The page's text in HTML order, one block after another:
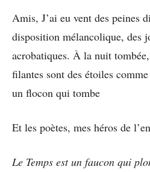
Amis, J’ai eu vent des peines
disposition mélancolique, des
acrobatiques. À la nuit
filantes sont des étoiles
un flocon qui tombe
Et les poètes, mes héros de
Le Temps est un faucon qui